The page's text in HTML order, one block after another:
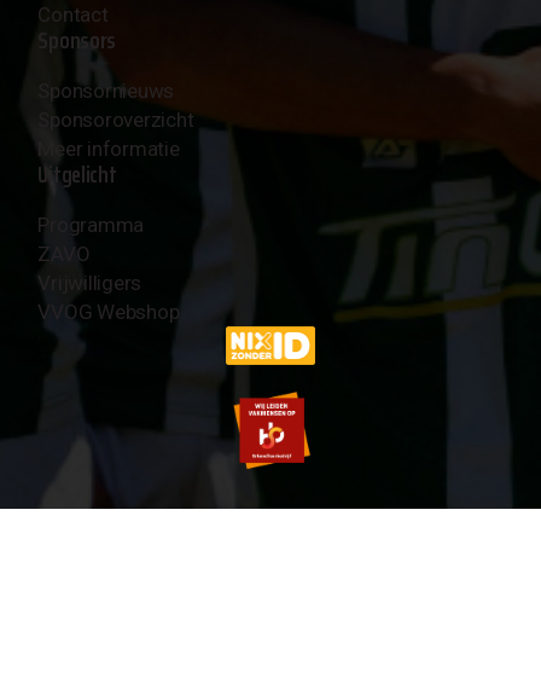
Contact
Sponsors
Sponsornieuws
Sponsoroverzicht
Meer informatie
Uitgelicht
Programma
ZAVO
Vrijwilligers
VVOG Webshop